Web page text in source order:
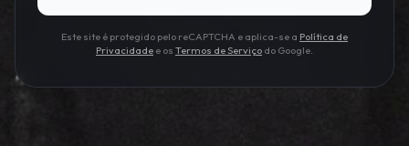
Este site é protegido pelo reCAPTCHA e aplica-se a Política de
Privacidade e os Termos de Serviço do Google.